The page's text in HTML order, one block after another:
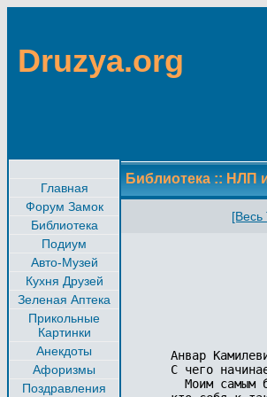
Druzya.org
Главная
Форум Замок
Библиотека
Подиум
Авто-Музей
Кухня Друзей
Зеленая Аптека
Прикольные
Картинки
Анекдоты
Афоризмы
Поздравления
Библиотека :: НЛП
[Весь
Анвар
С чего
Моим самым